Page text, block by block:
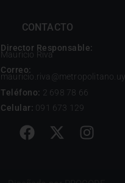
CONTACTO
Director Responsable:
Mauricio Riva
Correo:
mauricio.riva@metropolitano.uy
Teléfono: 2 698 78 66
Celular: 091 673 129